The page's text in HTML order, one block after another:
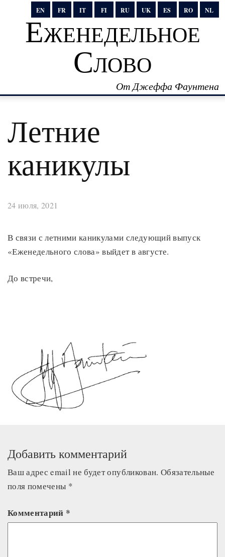
EN FR IT FI RU UK ES RO NL
Еженедельное
Слово
От Джеффа Фаунтена
Летние
каникулы
24 июля, 2021
В связи с летними каникулами следующий выпуск
«Еженедельного слова» выйдет в августе.
До встречи,
Добавить комментарий
Ваш адрес email не будет опубликован. Обязательные
поля помечены *
Комментарий *